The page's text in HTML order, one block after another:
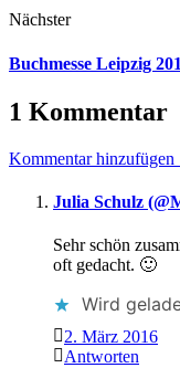
Nächster
Buchmesse Leipzig
1 Kommentar
Kommentar
Julia Schulz
Sehr schön
oft gedacht. 🙂
Wird
2. März 2016
Antworten